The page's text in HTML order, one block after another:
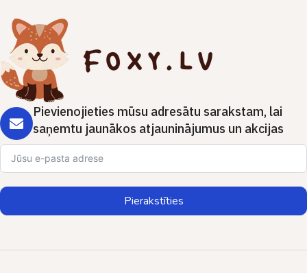
Pievienojieties mūsu adresātu sarakstam, lai
saņemtu jaunākos atjauninājumus un akcijas
Pierakstīties